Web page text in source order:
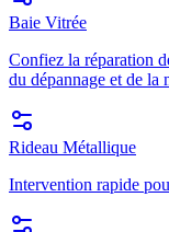
Baie Vitrée
Confiez la réparation
du dépannage et de la
Rideau Métallique
Intervention rapide